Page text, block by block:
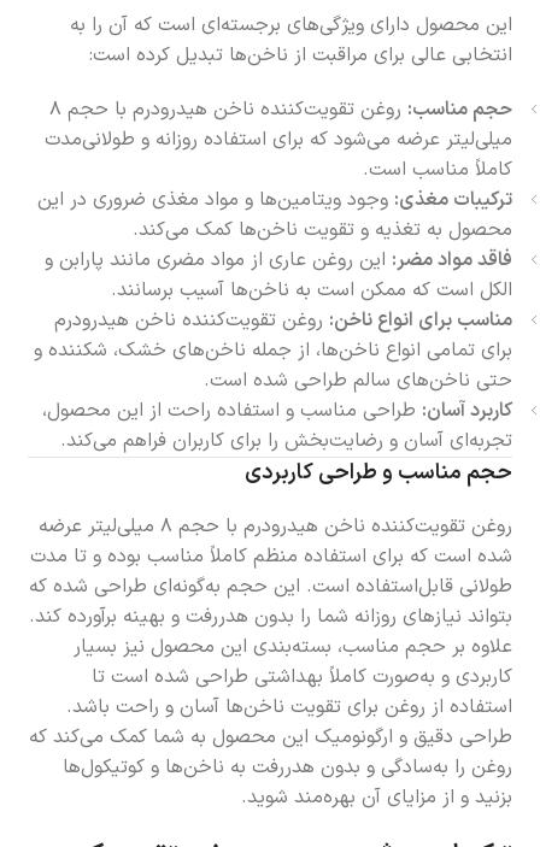
این محصول دارای ویژگی‌های برجسته‌ای است که آن را به
انتخابی عالی برای مراقبت از ناخن‌ها تبدیل کرده است:
حجم مناسب:
روغن تقویت‌کننده ناخن هیدرودرم با حجم ۸
میلی‌لیتر عرضه می‌شود که برای استفاده روزانه و طولانی‌مدت
کاملاً مناسب است.
ترکیبات مغذی: وجود ویتامین‌ها و مواد مغذی ضروری در این
محصول به تغذیه و تقویت ناخن‌ها کمک می‌کند.
فاقد مواد مضر: این روغن عاری از مواد مضری مانند پارابن و
الکل است که ممکن است به ناخن‌ها آسیب برسانند.
مناسب برای انواع ناخن: روغن تقویت‌کننده ناخن هیدرودرم
برای تمامی انواع ناخن‌ها، از جمله ناخن‌های خشک، شکننده و
حتی ناخن‌های سالم طراحی شده است.
کاربرد آسان: طراحی مناسب و استفاده راحت از این محصول،
تجربه‌ای آسان و رضایت‌بخش را برای کاربران فراهم می‌کند.
حجم مناسب و طراحی کاربردی
روغن تقویت‌کننده ناخن هیدرودرم با حجم ۸ میلی‌لیتر عرضه
شده است که برای استفاده منظم کاملاً مناسب بوده و تا مدت
طولانی قابل‌استفاده است. این حجم به‌گونه‌ای طراحی شده که
بتواند نیازهای روزانه شما را بدون هدررفت و بهینه برآورده کند.
علاوه بر حجم مناسب، بسته‌بندی این محصول نیز بسیار
کاربردی و به‌صورت کاملاً بهداشتی طراحی شده است تا
استفاده از روغن برای تقویت ناخن‌ها آسان و راحت باشد.
طراحی دقیق و ارگونومیک این محصول به شما کمک می‌کند که
روغن را به‌سادگی و بدون هدررفت به ناخن‌ها و کوتیکول‌ها
بزنید و از مزایای آن بهره‌مند شوید.